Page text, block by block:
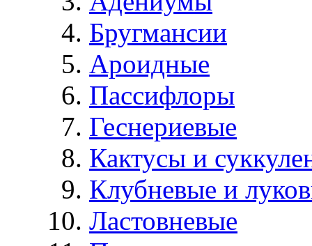
Бругмансии
Ароидные
Пассифлоры
Геснериевые
Кактусы и
Клубневые и
Ластовневые